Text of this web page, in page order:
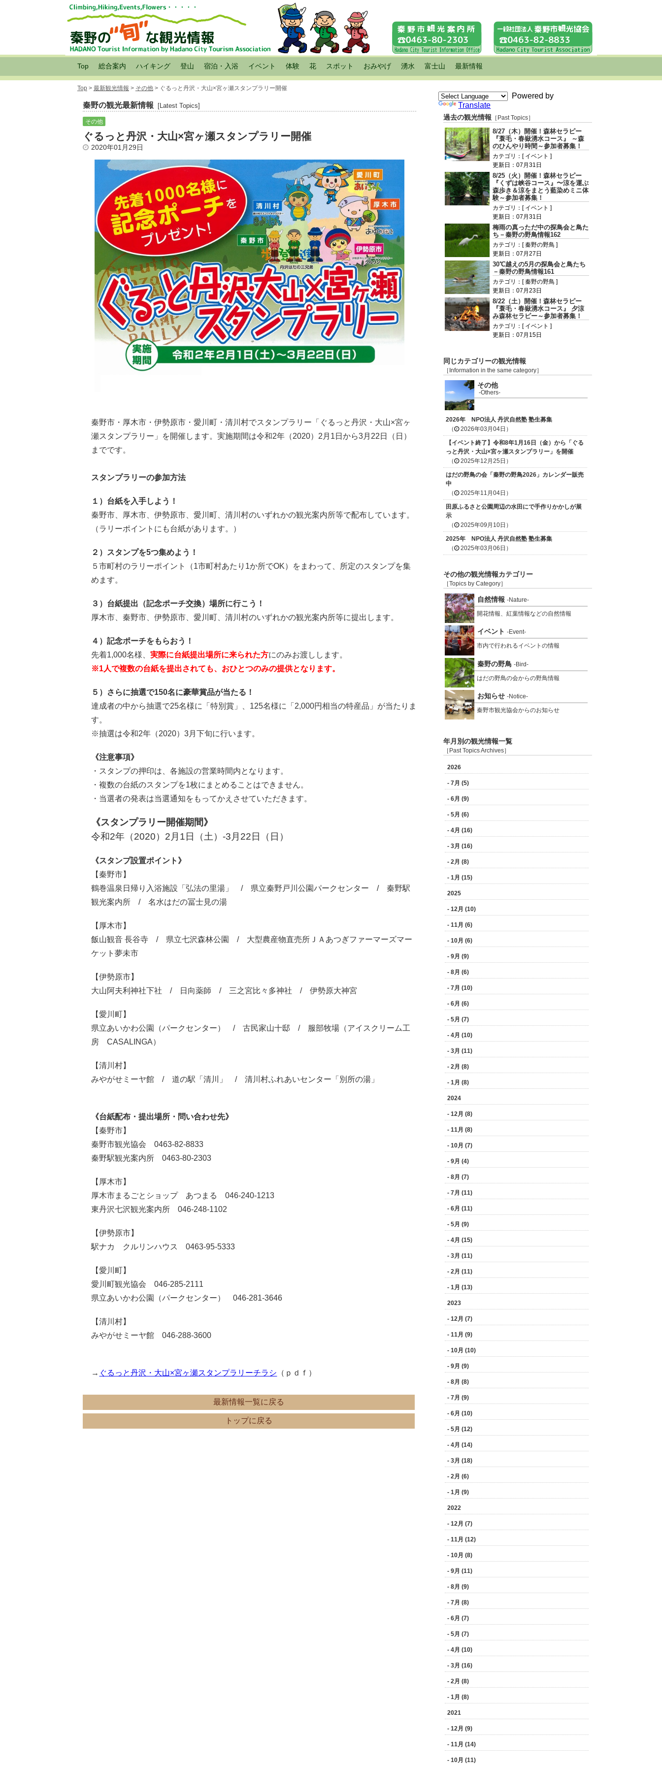
Top 総合案内 ハイキング 登山 宿泊・入浴 イベント 体験 花 スポット おみやげ 湧水 富士山 最新情報
Top> 最新観光情報 > その他> ぐるっと丹沢・大山×宮ヶ瀬スタンプラリー開催
秦野の観光最新情報 [Latest Topics]
その他
ぐるっと丹沢・大山×宮ヶ瀬スタンプラリー開催
2020年01月29日
秦野市・厚木市・伊勢原市・愛川町・清川村でスタンプラリー「ぐるっと丹沢・大山×宮ヶ
瀬スタンプラリー」を開催します。実施期間は令和2年（2020）2月1日から3月22日（日）
までです。
スタンプラリーの参加方法
１）台紙を入手しよう！
秦野市、厚木市、伊勢原市、愛川町、清川村のいずれかの観光案内所等で配布しています。
（ラリーポイントにも台紙があります。）
２）スタンプを5つ集めよう！
５市町村のラリーポイント（1市町村あたり1か所でOK）をまわって、所定のスタンプを集
めます。
３）台紙提出（記念ポーチ交換）場所に行こう！
厚木市、秦野市、伊勢原市、愛川町、清川村のいずれかの観光案内所等に提出します。
４）記念ポーチをもらおう！
先着1,000名様、実際に台紙提出場所に来られた方にのみお渡しします。
※1人で複数の台紙を提出されても、おひとつのみの提供となります。
５）さらに抽選で150名に豪華賞品が当たる！
達成者の中から抽選で25名様に「特別賞」、125名様に「2,000円相当の特産品」が当たりま
す。
※抽選は令和2年（2020）3月下旬に行います。
《注意事項》
・スタンプの押印は、各施設の営業時間内となります。
・複数の台紙のスタンプを1枚にまとめることはできません。
・当選者の発表は当選通知をもってかえさせていただきます。
《スタンプラリー開催期間》
令和2年（2020）2月1日（土）-3月22日（日）
《スタンプ設置ポイント》
【秦野市】
鶴巻温泉日帰り入浴施設「弘法の里湯」 / 県立秦野戸川公園パークセンター / 秦野駅
観光案内所 / 名水はだの冨士見の湯
【厚木市】
飯山観音 長谷寺 / 県立七沢森林公園 / 大型農産物直売所ＪＡあつぎファーマーズマー
ケット夢未市
【伊勢原市】
大山阿夫利神社下社 / 日向薬師 / 三之宮比々多神社 / 伊勢原大神宮
【愛川町】
県立あいかわ公園（パークセンター） / 古民家山十邸 / 服部牧場（アイスクリーム工
房 CASALINGA）
【清川村】
みやがせミーヤ館 / 道の駅「清川」 / 清川村ふれあいセンター「別所の湯」
《台紙配布・提出場所・問い合わせ先》
【秦野市】
秦野市観光協会 0463-82-8833
秦野駅観光案内所 0463-80-2303
【厚木市】
厚木市まるごとショップ あつまる 046-240-1213
東丹沢七沢観光案内所 046-248-1102
【伊勢原市】
駅ナカ クルリンハウス 0463-95-5333
【愛川町】
愛川町観光協会 046-285-2111
県立あいかわ公園（パークセンター） 046-281-3646
【清川村】
みやがせミーヤ館 046-288-3600
→ ぐるっと丹沢・大山×宮ヶ瀬スタンプラリーチラシ （ｐｄｆ）
最新情報一覧に戻る
トップに戻る
Powered by
Translate
過去の観光情報 ［Past Topics］
8/27（木）開催！森林セラピー
『蓑毛・春嶽湧水コース』 ～森
のひんやり時間～参加者募集！
カテゴリ：[ イベント ]
更新日：07月31日
8/25（火）開催！森林セラピー
『くずは峡谷コース』〜涼を運ぶ
森歩き＆涼をまとう藍染めミニ体
験～参加者募集！
カテゴリ：[ イベント ]
更新日：07月31日
梅雨の真っただ中の探鳥会と鳥た
ち－秦野の野鳥情報162
カテゴリ：[ 秦野の野鳥 ]
更新日：07月27日
30℃越えの5月の探鳥会と鳥たち
－秦野の野鳥情報161
カテゴリ：[ 秦野の野鳥 ]
更新日：07月23日
8/22（土）開催！森林セラピー
『蓑毛・春嶽湧水コース』 夕涼
み森林セラピー～参加者募集！
カテゴリ：[ イベント ]
更新日：07月15日
同じカテゴリーの観光情報
［Information in the same category］
その他
-Others-
2026年 NPO法人 丹沢自然塾 塾生募集
（
2026年03月04日）
【イベント終了】令和8年1月16日（金）から「ぐる
っと丹沢・大山×宮ヶ瀬スタンプラリー」を開催
（
2025年12月25日）
はだの野鳥の会「秦野の野鳥2026」カレンダー販売
中
（
2025年11月04日）
田原ふるさと公園周辺の水田にで手作りかかしが展
示
（
2025年09月10日）
2025年 NPO法人 丹沢自然塾 塾生募集
（
2025年03月06日）
その他の観光情報カテゴリー
［Topics by Category］
自然情報-Nature-
開花情報、紅葉情報などの自然情報
イベント-Event-
市内で行われるイベントの情報
秦野の野鳥-Bird-
はだの野鳥の会からの野鳥情報
お知らせ-Notice-
秦野市観光協会からのお知らせ
年月別の観光情報一覧
［Past Topics Archives］
2026
- 7月 (5)
- 6月 (9)
- 5月 (6)
- 4月 (16)
- 3月 (16)
- 2月 (8)
- 1月 (15)
2025
- 12月 (10)
- 11月 (6)
- 10月 (6)
- 9月 (9)
- 8月 (6)
- 7月 (10)
- 6月 (6)
- 5月 (7)
- 4月 (10)
- 3月 (11)
- 2月 (8)
- 1月 (8)
2024
- 12月 (8)
- 11月 (8)
- 10月 (7)
- 9月 (4)
- 8月 (7)
- 7月 (11)
- 6月 (11)
- 5月 (9)
- 4月 (15)
- 3月 (11)
- 2月 (11)
- 1月 (13)
2023
- 12月 (7)
- 11月 (9)
- 10月 (10)
- 9月 (9)
- 8月 (8)
- 7月 (9)
- 6月 (10)
- 5月 (12)
- 4月 (14)
- 3月 (18)
- 2月 (6)
- 1月 (9)
2022
- 12月 (7)
- 11月 (12)
- 10月 (8)
- 9月 (11)
- 8月 (9)
- 7月 (8)
- 6月 (7)
- 5月 (7)
- 4月 (10)
- 3月 (16)
- 2月 (8)
- 1月 (8)
2021
- 12月 (9)
- 11月 (14)
- 10月 (11)